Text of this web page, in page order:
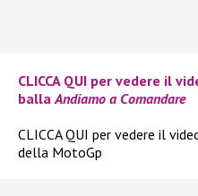
CLICCA QUI per vedere il
ballaAndiamo a Comandare
CLICCA QUI per vedere il
della MotoGp